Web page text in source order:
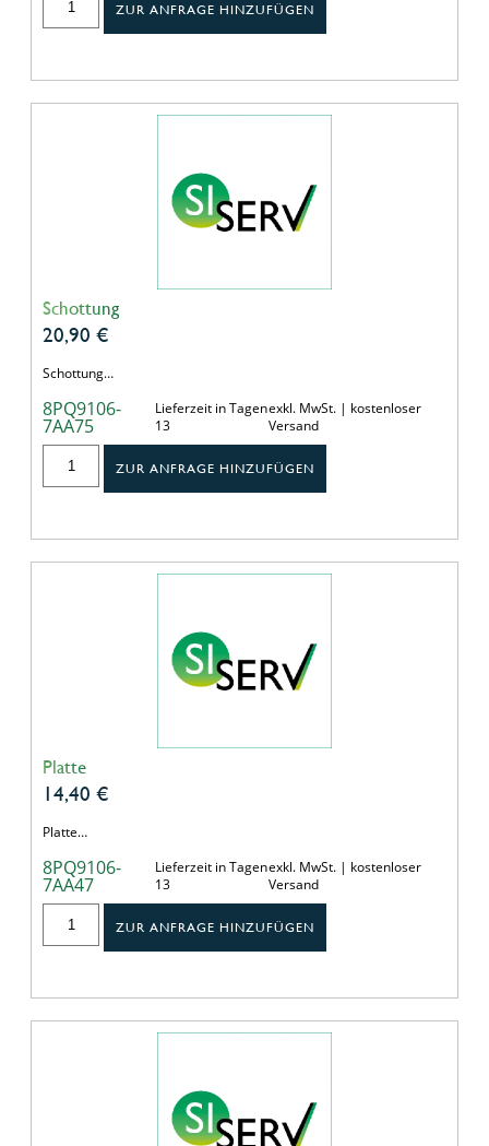
ZUR ANFRAGE HINZUFÜGEN
Schottung
20,90 €
Schottung…
8PQ9106-
7AA75
Lieferzeit in Tagen
13
exkl. MwSt. | kostenloser
Versand
ZUR ANFRAGE HINZUFÜGEN
Platte
14,40 €
Platte…
8PQ9106-
7AA47
Lieferzeit in Tagen
13
exkl. MwSt. | kostenloser
Versand
ZUR ANFRAGE HINZUFÜGEN